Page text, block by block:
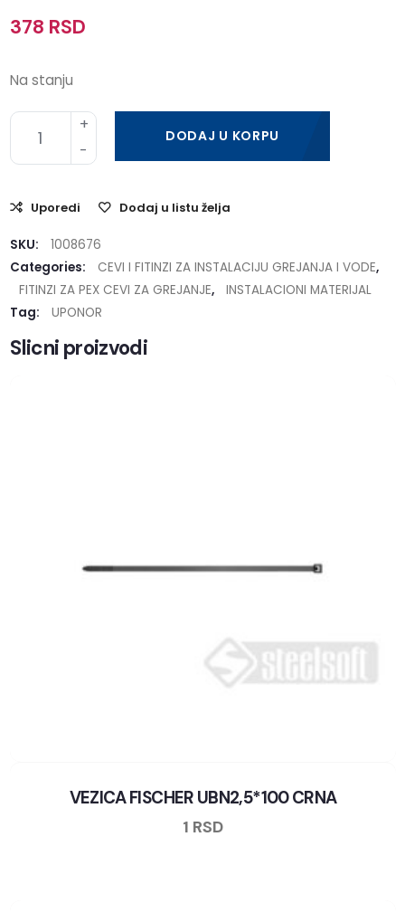
378 RSD
Na stanju
DODAJ U KORPU
Uporedi Dodaj u listu želja
SKU:
1008676
Categories:
CEVI I FITINZI ZA INSTALACIJU GREJANJA I VODE,
FITINZI ZA PEX CEVI ZA GREJANJE,
INSTALACIONI MATERIJAL
Tag:
UPONOR
Slicni proizvodi
VEZICA FISCHER UBN2,5*100 CRNA
1 RSD